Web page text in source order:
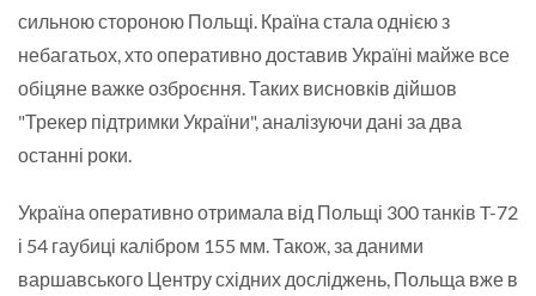
сильною стороною Польщі. Країна стала однією з
небагатьох, хто оперативно доставив Україні майже все
обіцяне важке озброєння. Таких висновків дійшов
"Трекер підтримки України", аналізуючи дані за два
останні роки.
Україна оперативно отримала від Польщі 300 танків T-72
і 54 гаубиці калібром 155 мм. Також, за даними
варшавського Центру східних досліджень, Польща вже в